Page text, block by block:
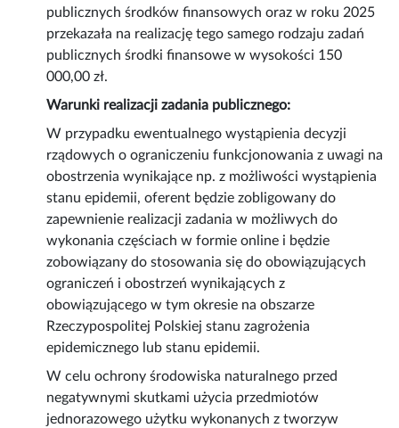
publicznych środków finansowych oraz w roku 2025
przekazała na realizację tego samego rodzaju zadań
publicznych środki finansowe w wysokości 150
000,00 zł.
Warunki realizacji zadania publicznego:
W przypadku ewentualnego wystąpienia decyzji
rządowych o ograniczeniu funkcjonowania z uwagi na
obostrzenia wynikające np. z możliwości wystąpienia
stanu epidemii, oferent będzie zobligowany do
zapewnienie realizacji zadania w możliwych do
wykonania częściach w formie online i będzie
zobowiązany do stosowania się do obowiązujących
ograniczeń i obostrzeń wynikających z
obowiązującego w tym okresie na obszarze
Rzeczypospolitej Polskiej stanu zagrożenia
epidemicznego lub stanu epidemii.
W celu ochrony środowiska naturalnego przed
negatywnymi skutkami użycia przedmiotów
jednorazowego użytku wykonanych z tworzyw